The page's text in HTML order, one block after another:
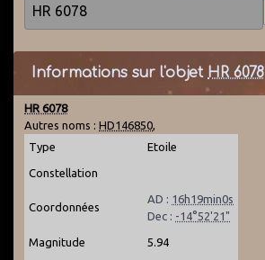
Informations sur l'objet HR 6078
HR 6078
Autres noms : HD146850,
Type
Etoile
Constellation
Coordonnées
AD : 16h19min0s
Dec : -14°52'21"
Magnitude 5.94